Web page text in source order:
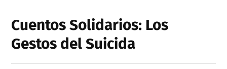
Cuentos Solidarios: Los
Gestos del Suicida